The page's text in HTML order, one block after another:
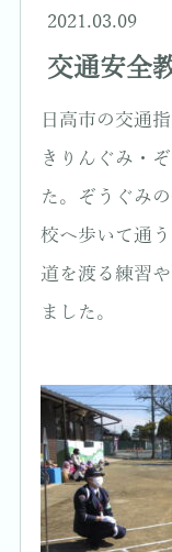
2021.03.09
交通安全
日高市の交通
きりんぐみ・
た。ぞうぐみ
校へ歩いて通
道を渡る練習
ました。